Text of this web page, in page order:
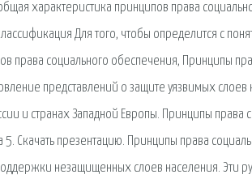
характеристика принципов права
Для того, чтобы определится с
права социального обеспечения, Принципы
представлений о защите уязвимых
и странах Западной Европы. Принципы права
5. Скачать презентацию. Принципы права
незащищенных слоев населения. Эти